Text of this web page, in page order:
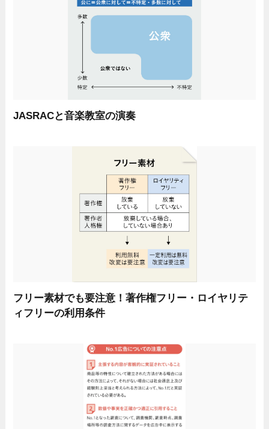
JASRACと音楽教室の演奏
フリー素材でも要注意！著作権フリー・ロイヤリテ
ィフリーの利用条件